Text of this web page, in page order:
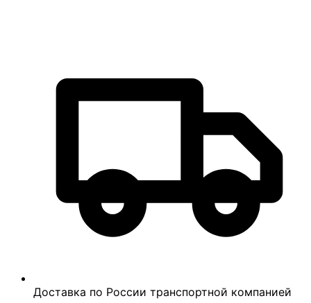
Доставка по России транспортной компанией